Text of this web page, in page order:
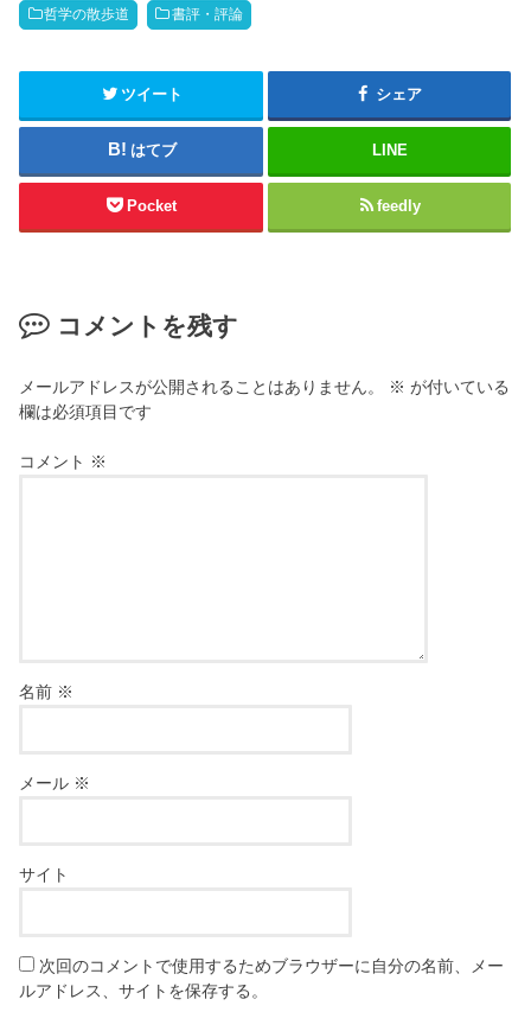
哲学の散歩道 書評・評論
ツイート シェア
はてブ LINE
Pocket feedly
コメントを残す
メールアドレスが公開されることはありません。 ※ が付いている
欄は必須項目です
コメント ※
名前 ※
メール ※
サイト
次回のコメントで使用するためブラウザーに自分の名前、メー
ルアドレス、サイトを保存する。